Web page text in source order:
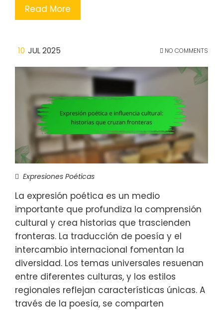
Read More
10 JUL 2025 NO COMMENTS
Expresiones Poéticas
La expresión poética es un medio
importante que profundiza la comprensión
cultural y crea historias que trascienden
fronteras. La traducción de poesía y el
intercambio internacional fomentan la
diversidad. Los temas universales resuenan
entre diferentes culturas, y los estilos
regionales reflejan características únicas. A
través de la poesía, se comparten